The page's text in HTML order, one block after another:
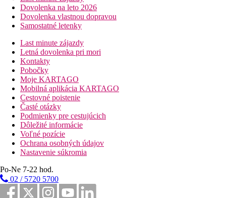
Vyhrievaný bazén celú sezónu
Fotogaléria
Dovolenka na leto 2026
Dovolenka vlastnou dopravou
Samostatné letenky
Last minute zájazdy
Letná dovolenka pri mori
Kontakty
Pobočky
Moje KARTAGO
Mobilná aplikácia KARTAGO
Cestovné poistenie
Časté otázky
Podmienky pre cestujúcich
Dôležité informácie
Voľné pozície
Ochrana osobných údajov
Nastavenie súkromia
Po-Ne 7-22 hod.
02 / 5720 5700